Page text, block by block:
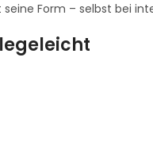
Form – selbst bei